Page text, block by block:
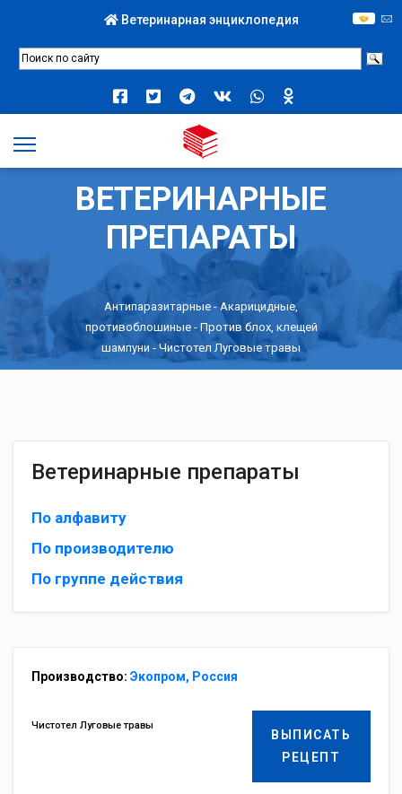
Ветеринарная энциклопедия
ВЕТЕРИНАРНЫЕ
ПРЕПАРАТЫ
Антипаразитарные - Акарицидные,
противоблошиные- Против блох, клещей
шампуни - Чистотел Луговые травы
Ветеринарные препараты
По алфавиту
По производителю
По группе действия
Производство: Экопром, Россия
ВЫПИСАТЬ
РЕЦЕПТ
Чистотел Луговые травы